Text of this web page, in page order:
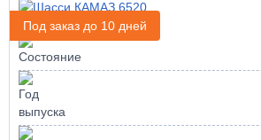
Под заказ до 10 дней
Шасси КАМАЗ 6520